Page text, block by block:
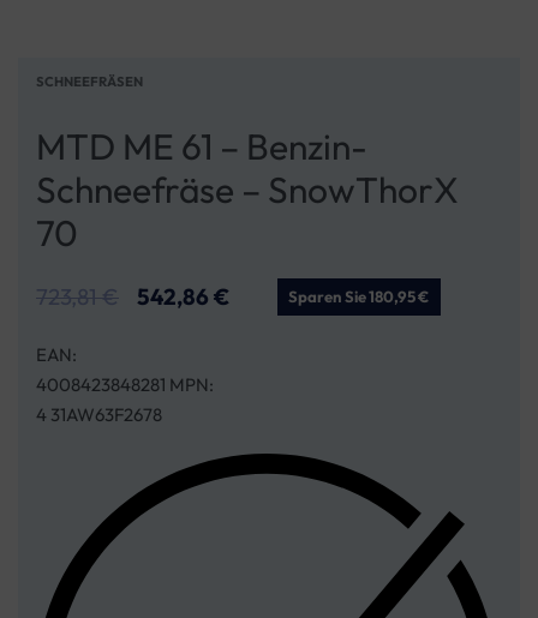
SCHNEEFRÄSEN
MTD ME 61 – Benzin-
Schneefräse – SnowThorX
70
723,81€ 542,86 € Sparen Sie 180,95 €
EAN:
4008423848281 MPN:
4 31AW63F2678